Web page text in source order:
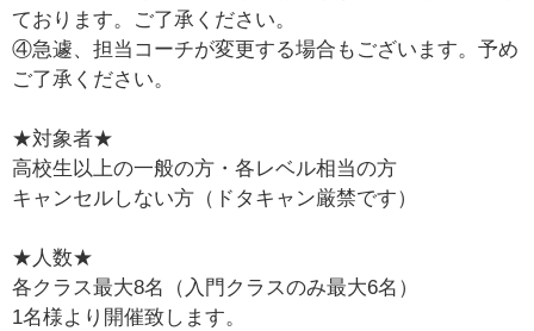
ております。ご了承ください。
④急遽、担当コーチが変更する場合もございます。予め
ご了承ください。
★対象者★
高校生以上の一般の方・各レベル相当の方
キャンセルしない方（ドタキャン厳禁です）
★人数★
各クラス最大8名（入門クラスのみ最大6名）
1名様より開催致します。